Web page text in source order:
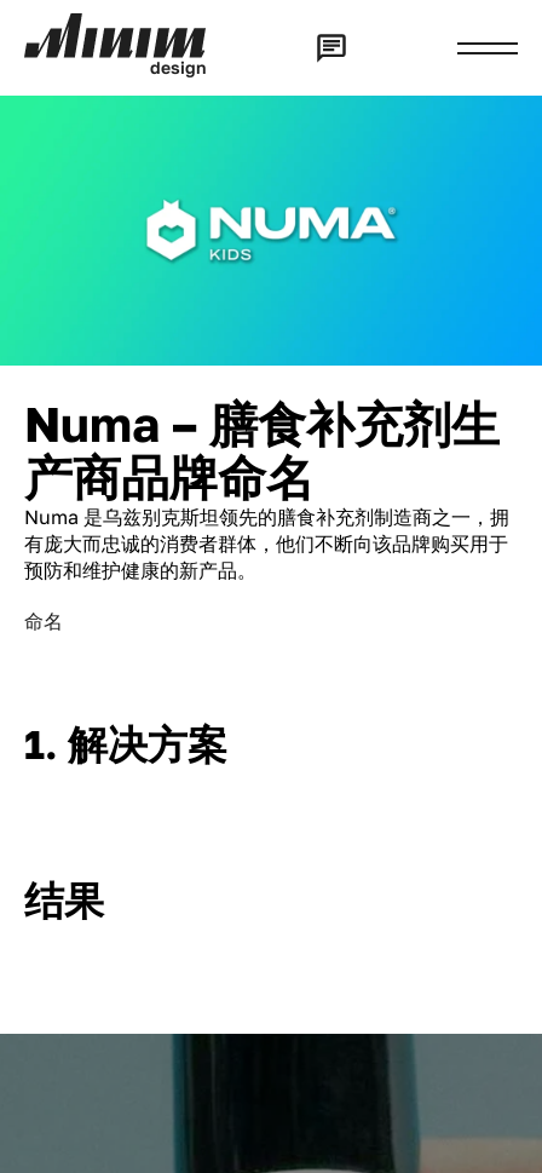
design
Numa – 膳食补充剂生
产商品牌命名
Numa 是乌兹别克斯坦领先的膳食补充剂制造商之一，拥
有庞大而忠诚的消费者群体，他们不断向该品牌购买用于
预防和维护健康的新产品。
命名
1. 解决方案
结果